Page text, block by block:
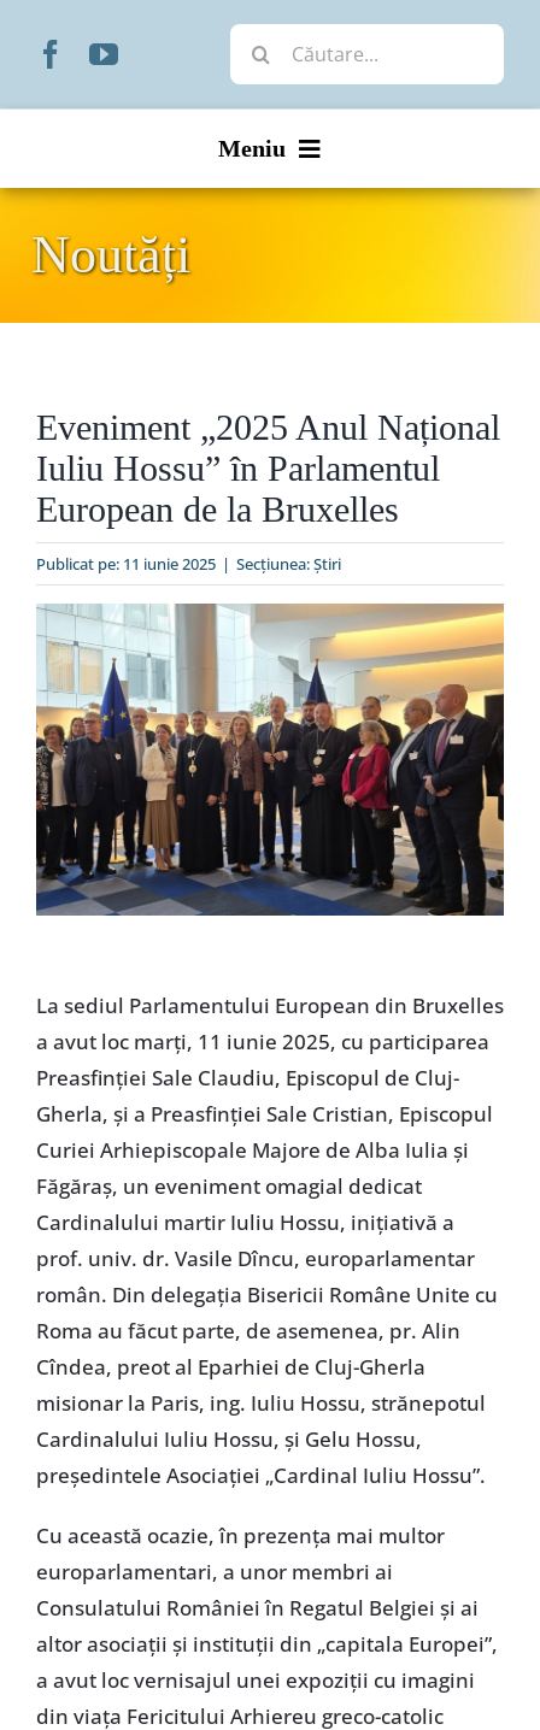
Cautare...
Meniu
Organizare
Liturgic
Special
Noutăți
Eveniment „2025 Anul Național
Iuliu Hossu” în Parlamentul
European de la Bruxelles
Publicat pe: 11 iunie 2025 | Secțiunea:Ştiri
La sediul Parlamentului European din Bruxelles
a avut loc marți, 11 iunie 2025, cu participarea
Preasfinției Sale Claudiu, Episcopul de Cluj-
Gherla, și a Preasfinției Sale Cristian, Episcopul
Curiei Arhiepiscopale Majore de Alba Iulia și
Făgăraș, un eveniment omagial dedicat
Cardinalului martir Iuliu Hossu, inițiativă a
prof. univ. dr. Vasile Dîncu, europarlamentar
român. Din delegația Bisericii Române Unite cu
Roma au făcut parte, de asemenea, pr. Alin
Cîndea, preot al Eparhiei de Cluj-Gherla
misionar la Paris, ing. Iuliu Hossu, strănepotul
Cardinalului Iuliu Hossu, și Gelu Hossu,
președintele Asociației „Cardinal Iuliu Hossu”.
Cu această ocazie, în prezența mai multor
europarlamentari, a unor membri ai
Consulatului României în Regatul Belgiei și ai
altor asociații și instituții din „capitala Europei”,
a avut loc vernisajul unei expoziții cu imagini
din viața Fericitului Arhiereu greco-catolic